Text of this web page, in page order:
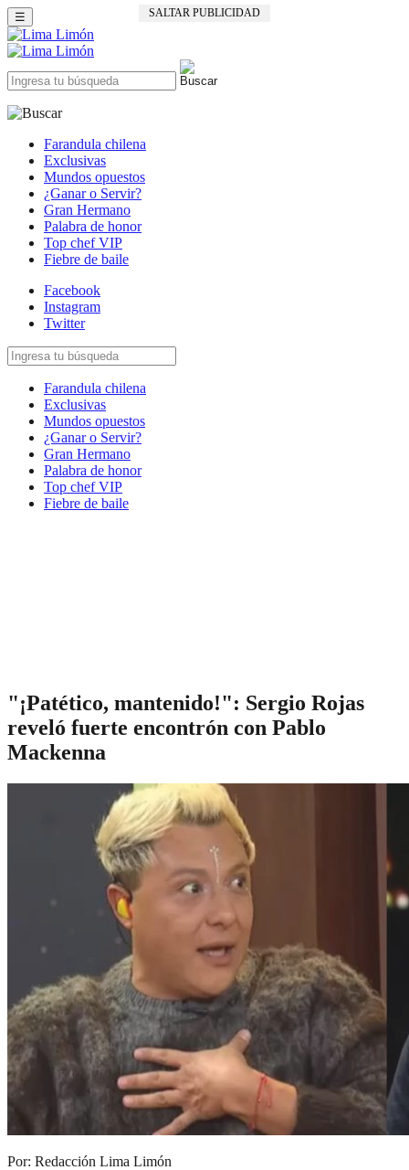
SALTAR PUBLICIDAD
☰
Farandula chilena
Exclusivas
Mundos opuestos
¿Ganar o Servir?
Gran Hermano
Palabra de honor
Top chef VIP
Fiebre de baile
Facebook
Instagram
Twitter
Farandula chilena
Exclusivas
Mundos opuestos
¿Ganar o Servir?
Gran Hermano
Palabra de honor
Top chef VIP
Fiebre de baile
"¡Patético, mantenido!": Sergio Rojas
reveló fuerte encontrón con Pablo
Mackenna
Por: Redacción Lima Limón